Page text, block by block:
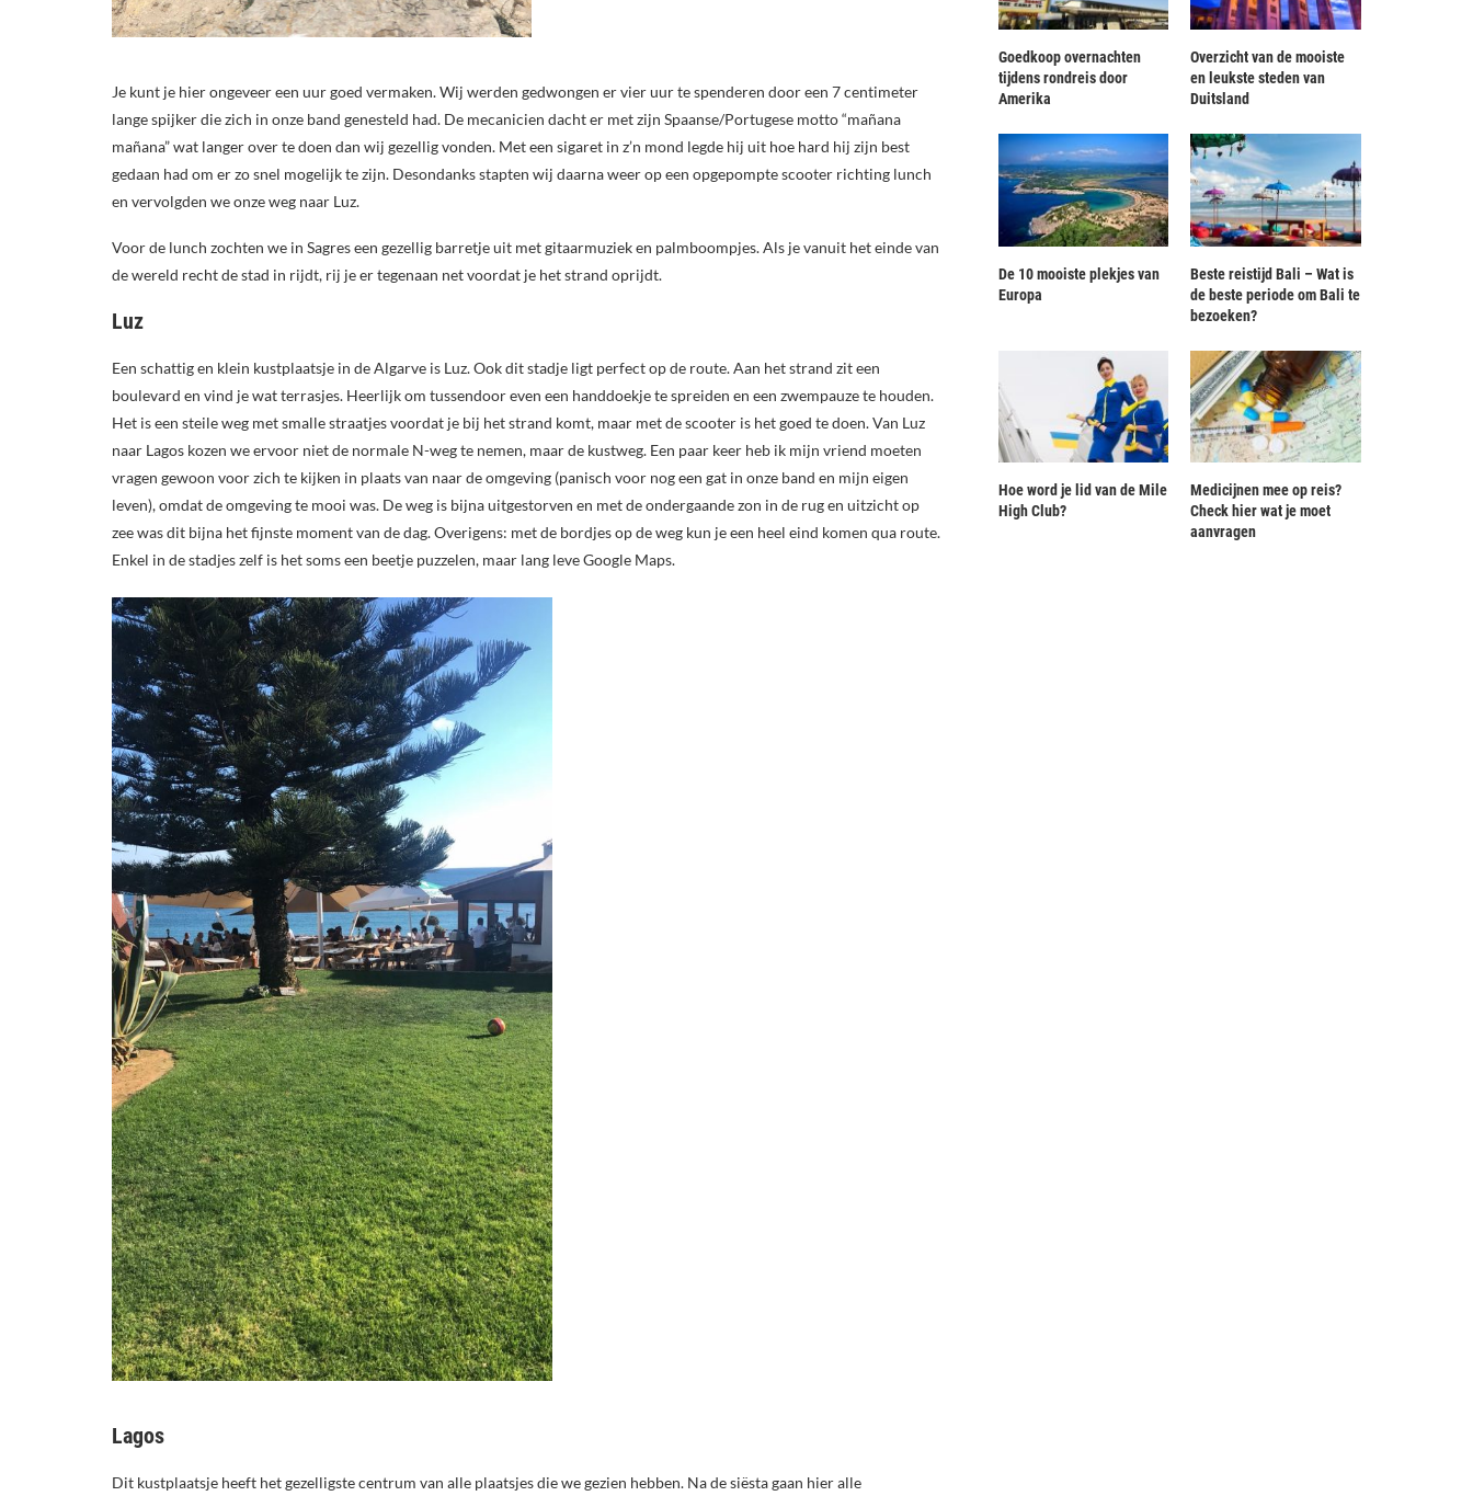
Je kunt je hier ongeveer een uur goed vermaken. Wij werden gedwongen er vier uur te spenderen door een 7 centimeter
lange spijker die zich in onze band genesteld had. De mecanicien dacht er met zijn Spaanse/Portugese motto “mañana
mañana” wat langer over te doen dan wij gezellig vonden. Met een sigaret in z’n mond legde hij uit hoe hard hij zijn best
gedaan had om er zo snel mogelijk te zijn. Desondanks stapten wij daarna weer op een opgepompte scooter richting lunch
en vervolgden we onze weg naar Luz.
Voor de lunch zochten we in Sagres een gezellig barretje uit met gitaarmuziek en palmboompjes. Als je vanuit het einde van
de wereld recht de stad in rijdt, rij je er tegenaan net voordat je het strand oprijdt.
Luz
Een schattig en klein kustplaatsje in de Algarve is Luz. Ook dit stadje ligt perfect op de route. Aan het strand zit een
boulevard en vind je wat terrasjes. Heerlijk om tussendoor even een handdoekje te spreiden en een zwempauze te houden.
Het is een steile weg met smalle straatjes voordat je bij het strand komt, maar met de scooter is het goed te doen. Van Luz
naar Lagos kozen we ervoor niet de normale N-weg te nemen, maar de kustweg. Een paar keer heb ik mijn vriend moeten
vragen gewoon voor zich te kijken in plaats van naar de omgeving (panisch voor nog een gat in onze band en mijn eigen
leven), omdat de omgeving te mooi was. De weg is bijna uitgestorven en met de ondergaande zon in de rug en uitzicht op
zee was dit bijna het fijnste moment van de dag. Overigens: met de bordjes op de weg kun je een heel eind komen qua route.
Enkel in de stadjes zelf is het soms een beetje puzzelen, maar lang leve Google Maps.
Lagos
Dit kustplaatsje heeft het gezelligste centrum van alle plaatsjes die we gezien hebben. Na de siësta gaan hier alle
Goedkoop overnachten
tijdens rondreis door
Amerika
Overzicht van de mooiste
en leukste steden van
Duitsland
De 10 mooiste plekjes van
Europa
Beste reistijd Bali – Wat is
de beste periode om Bali te
bezoeken?
Hoe word je lid van de Mile
High Club?
Medicijnen mee op reis?
Check hier wat je moet
aanvragen